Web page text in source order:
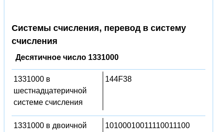
Системы счисления, перевод в систему
счисления
Десятичное число 1331000
1331000 в
шестнадцатеричной
системе счисления
144F38
1331000 в двоичной
10100010011110011100